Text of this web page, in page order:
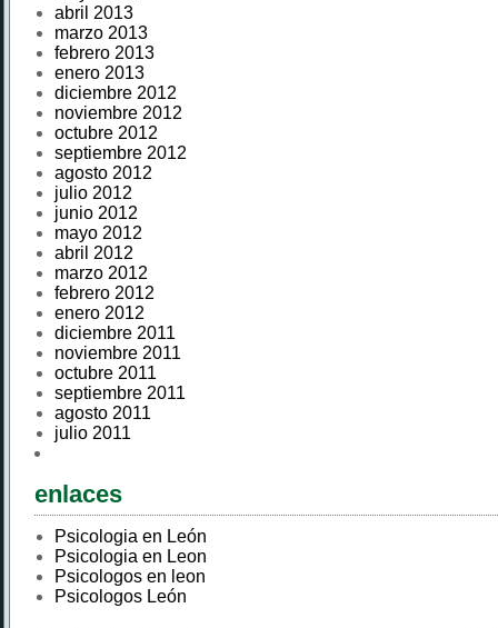
abril 2013
marzo 2013
febrero 2013
enero 2013
diciembre 2012
noviembre 2012
octubre 2012
septiembre 2012
agosto 2012
julio 2012
junio 2012
mayo 2012
abril 2012
marzo 2012
febrero 2012
enero 2012
diciembre 2011
noviembre 2011
octubre 2011
septiembre 2011
agosto 2011
julio 2011
enlaces
Psicologia en León
Psicologia en Leon
Psicologos en leon
Psicologos León